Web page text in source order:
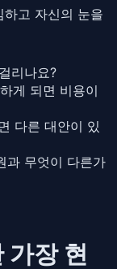
고 자신의 눈을
리나요?
게 되면 비용이
다른 대안이 있
과 무엇이 다른가
가장 현